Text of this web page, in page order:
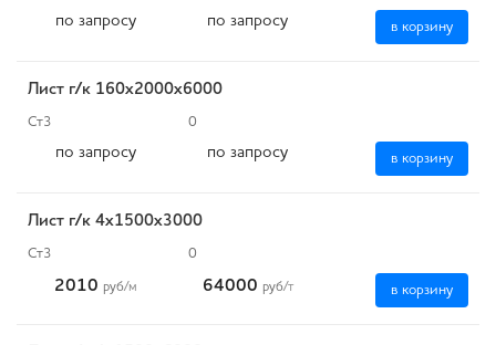
по запросу по запросу в корзину
Лист г/к 160х2000х6000
Ст3 0
по запросу по запросу в корзину
Лист г/к 4х1500х3000
Ст3 0
2010 руб/м 64000 руб/т в корзину